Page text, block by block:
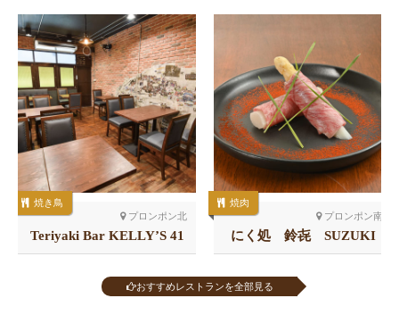
プロンポン北
焼き鳥
Teriyaki Bar KELLY’S 41
店
プロンポン南
焼肉
にく処 鈴㐂 SUZUKI
おすすめレストランを全部見る